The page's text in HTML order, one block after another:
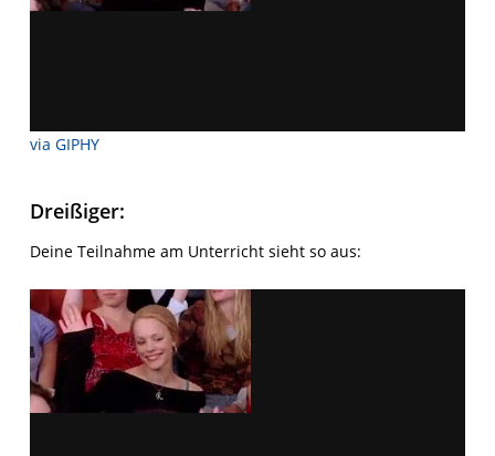
via GIPHY
Dreißiger:
Deine Teilnahme am Unterricht sieht so aus: